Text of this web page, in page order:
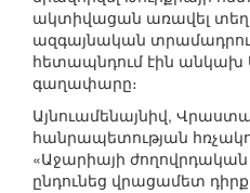
ակտիվացան առավել
ազգայնական
հետապնդում էին անկախ
գաղափարը։
Այնուամենայնիվ,
հանրապետության
«Աջարիայի ժողովրդական
ընդունեց վրացամետ